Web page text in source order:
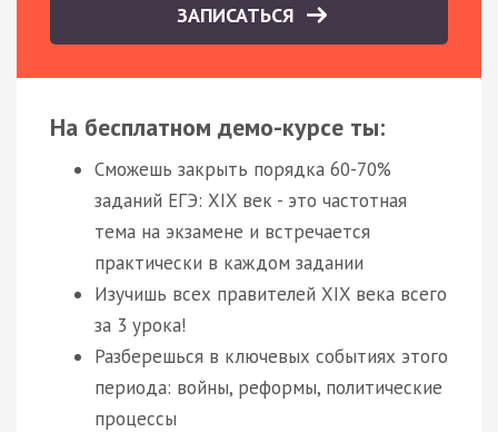
ЗАПИСАТЬСЯ
На бесплатном демо-курсе ты:
Сможешь закрыть порядка 60-70%
заданий ЕГЭ: XIX век - это частотная
тема на экзамене и встречается
практически в каждом задании
Изучишь всех правителей XIX века всего
за 3 урока!
Разберешься в ключевых событиях этого
периода: войны, реформы, политические
процессы